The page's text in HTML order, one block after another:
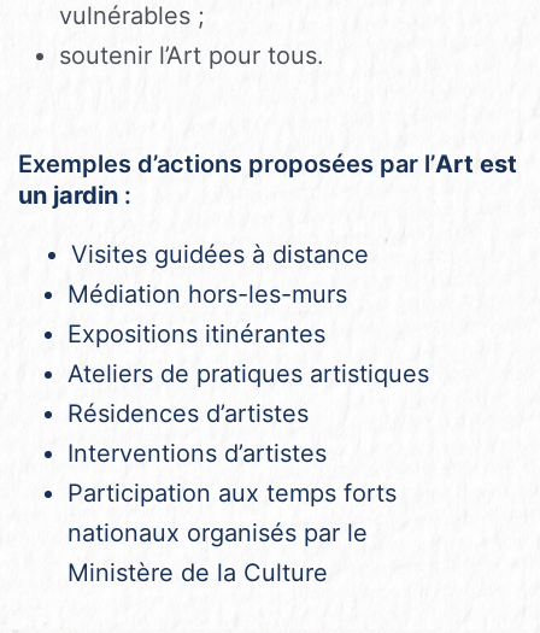
vulnérables ;
soutenir l’Art pour tous.
Exemples d’actions proposées par l’Art est
un jardin:
Visites guidées à distance
Médiation hors-les-murs
Expositions itinérantes
Ateliers de pratiques artistiques
Résidences d’artistes
Interventions d’artistes
Participation aux temps forts
nationaux organisés par le
Ministère de la Culture